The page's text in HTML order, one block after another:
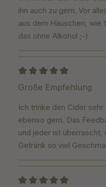
ihn auch zu gern. Vor
aus dem Häuschen, wie
das ohne Alkohol ;-)
Bewertung mit 5 von 5
Große Empfehlung
Ich trinke den Cider
ebenso gern. Das
und jeder ist überrascht,
Getränk so viel